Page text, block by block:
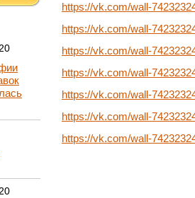
https://vk.com/wall-
https://vk.com/wall-
https://vk.com/wall-
https://vk.com/wall-
https://vk.com/wall-
https://vk.com/wall-
https://vk.com/wall-